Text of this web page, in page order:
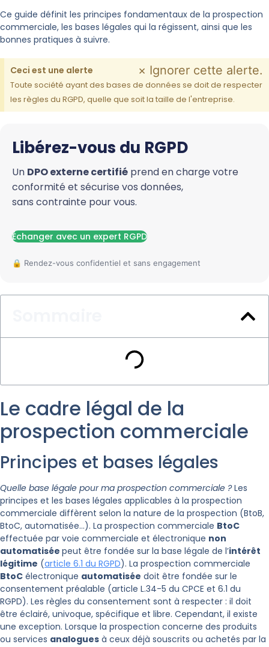
Ce guide définit les principes fondamentaux de la prospection
commerciale, les bases légales qui la régissent, ainsi que les
bonnes pratiques à suivre.
Ceci est une alerte
Toute société ayant des bases de données se doit de respecter
les règles du RGPD, quelle que soit la taille de l'entreprise.
× Ignorer cette alerte.
Libérez-vous du RGPD
Un DPO externe certifié prend en charge votre
conformité et sécurise vos données,
sans contrainte pour vous.
Échanger avec un expert RGPD
Le cadre légal de la
prospection commerciale
Principes et bases légales
Quelle base légale pour ma prospection commerciale ?Les
principes et les bases légales applicables à la prospection
commerciale diffèrent selon la nature de la prospection (BtoB,
BtoC, automatisée…). La prospection commerciale BtoC
effectuée par voie commerciale et électronique non
automatisée peut être fondée sur la base légale de l’intérêt
légitime (article 6.1 du RGPD). La prospection commerciale
BtoC électronique automatisée doit être fondée sur le
consentement préalable (article L.34-5 du CPCE et 6.1 du
RGPD). Les règles du consentement sont à respecter : il doit
être éclairé, univoque, spécifique et libre. Cependant, il existe
une exception. Lorsque la prospection concerne des produits
ou services analogues à ceux déjà souscrits ou achetés par la